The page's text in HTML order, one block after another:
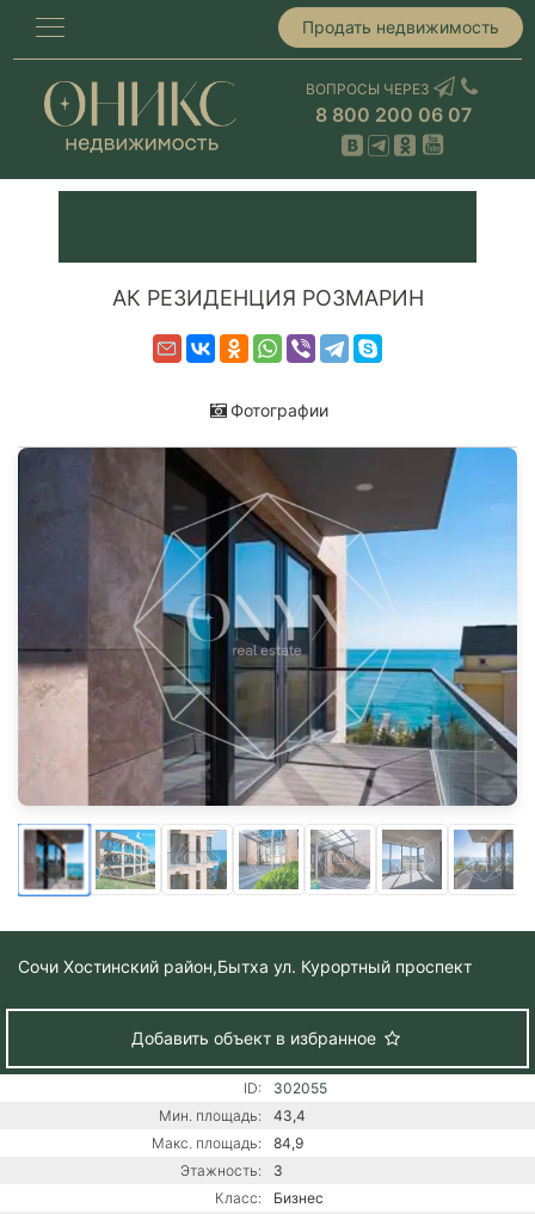
Продать недвижимость
ВОПРОСЫ ЧЕРЕЗ
8 800 200 06 07
АК РЕЗИДЕНЦИЯ РОЗМАРИН
Фотографии
Сочи Хостинский район,Бытха ул. Курортный проспект
Добавить объект в избранное
ID:
302055
Мин. площадь:
43,4
Макс. площадь:
84,9
Этажность:
3
Класс:
Бизнес